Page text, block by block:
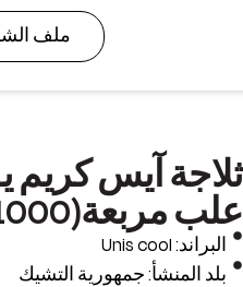
ملف
علب مربعة(CUBE II 1000)
البراند: Unis cool
بلد المنشأ: جمهورية التشيك